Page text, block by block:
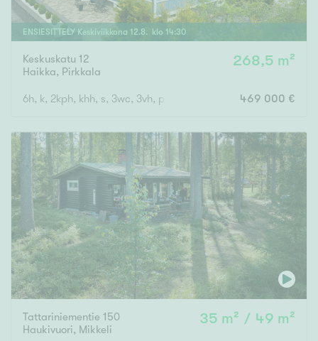
ENSIESITTELY Keskiviikkona 12.8. klo 14:30
Keskuskatu 12
Haikka, Pirkkala
268,5 m²
6h, k, 2kph, khh, s, 3wc, 3vh, p, terassi, läm.var, ak469 000 €
Tattariniementie 150
Haukivuori, Mikkeli
35 m² / 49 m²